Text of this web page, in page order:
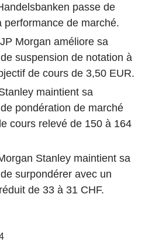
passe de
performance de marché.
Morgan améliore sa
suspension de notation à
de cours de 3,50 EUR.
maintient sa
pondération de marché
cours relevé de 150 à 164
Stanley maintient sa
surpondérer avec un
de 33 à 31 CHF.